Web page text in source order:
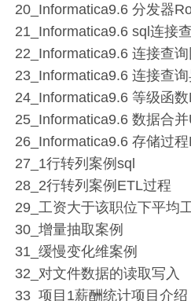
20_Informatica9.6 分发器
21_Informatica9.6 sql连接
22_Informatica9.6 连接查
23_Informatica9.6 连接查
24_Informatica9.6 等级函数
25_Informatica9.6 数据合
26_Informatica9.6 存储过程
27_1行转列案例sql
28_2行转列案例ETL过程
29_工资大于该职位下平均
30_增量抽取案例
31_缓慢变化维案例
32_对文件数据的读取写入
33_项目1薪酬统计项目介绍